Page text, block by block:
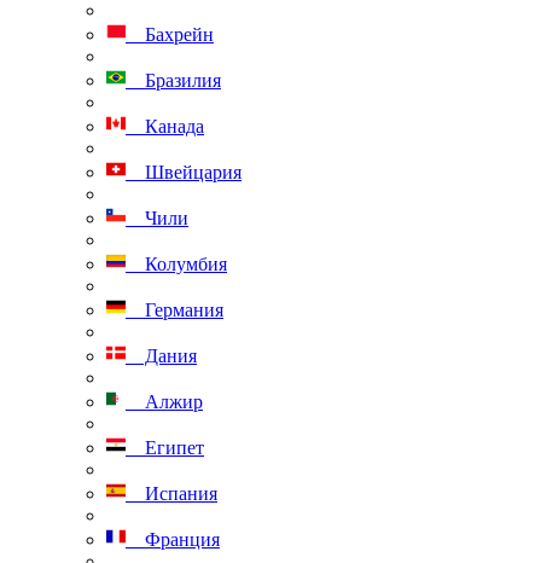
Бахрейн
Бразилия
Канада
Швейцария
Чили
Колумбия
Германия
Дания
Алжир
Египет
Испания
Франция